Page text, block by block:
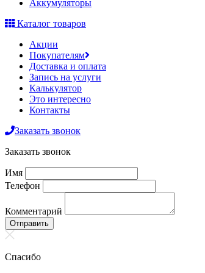
Аккумуляторы
Каталог товаров
Акции
Покупателям
Доставка и оплата
Запись на услуги
Калькулятор
Это интересно
Контакты
Заказать звонок
Заказать звонок
Имя
Телефон
Комментарий
Отправить
Спасибо